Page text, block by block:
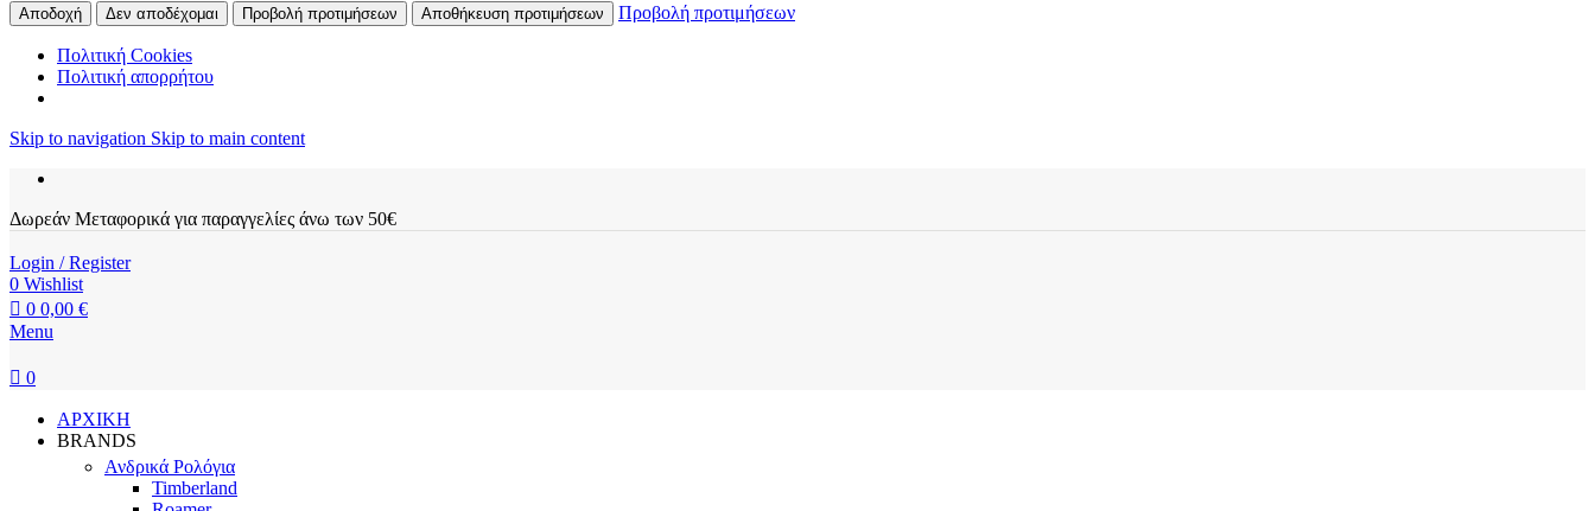
Αποδοχή Δεν αποδέχομαι Προβολή προτιμήσεων Αποθήκευση προτιμήσεων Προβολή προτιμήσεων
Πολιτική Cookies
Πολιτική απορρήτου
Skip to navigation Skip to main content
Δωρεάν Μεταφορικά για παραγγελίες άνω των 50€
Login / Register
0 Wishlist
0 0,00 €
Menu
0
ΑΡΧΙΚΗ
BRANDS
Ανδρικά Ρολόγια
Timberland